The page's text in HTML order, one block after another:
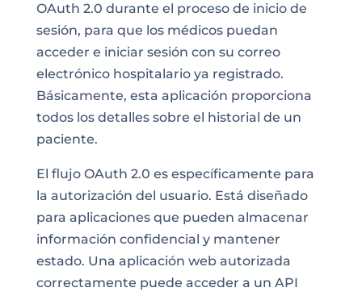
OAuth 2.0 durante el proceso de inicio de
sesión, para que los médicos puedan
acceder e iniciar sesión con su correo
electrónico hospitalario ya registrado.
Básicamente, esta aplicación proporciona
todos los detalles sobre el historial de un
paciente.
El flujo OAuth 2.0 es específicamente para
la autorización del usuario. Está diseñado
para aplicaciones que pueden almacenar
información confidencial y mantener
estado. Una aplicación web autorizada
correctamente puede acceder a un API